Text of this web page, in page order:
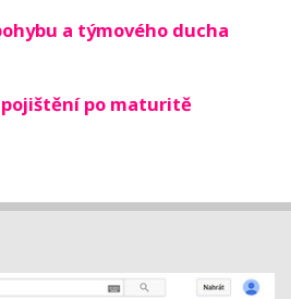
a týmového ducha
po maturitě